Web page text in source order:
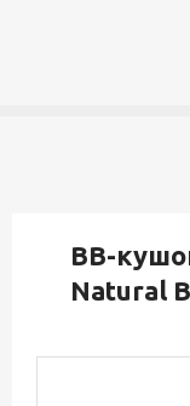
BB-
Natural